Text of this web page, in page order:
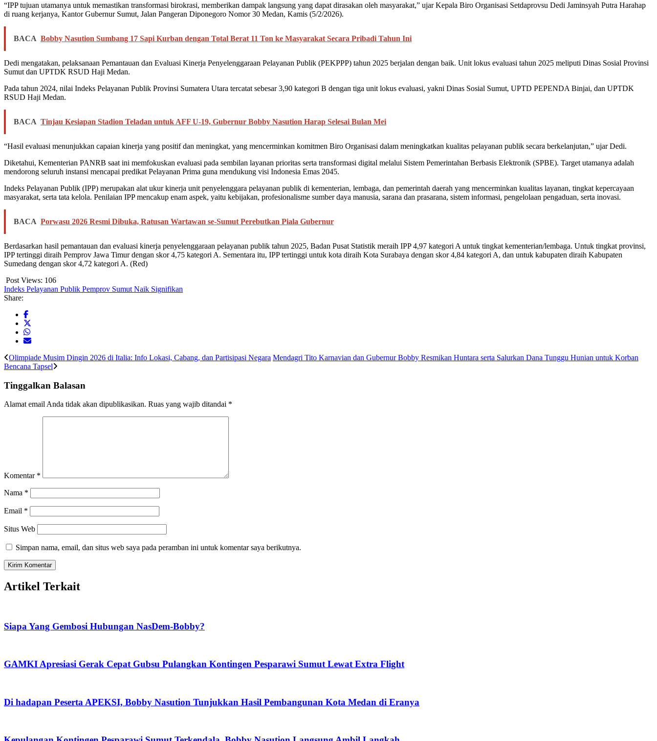
“IPP tujuan utamanya untuk memastikan transformasi birokrasi, memberikan dampak langsung yang dapat dirasakan oleh masyarakat,” ujar Kepala Biro Organisasi Setdaprovsu Dedi Jaminsyah Putra Harahap
di ruang kerjanya, Kantor Gubernur Sumut, Jalan Pangeran Diponegoro Nomor 30 Medan, Kamis (5/2/2026).
BACA Bobby Nasution Sumbang 17 Sapi Kurban dengan Total Berat 11 Ton ke Masyarakat Secara Pribadi Tahun Ini
Dedi mengatakan, pelaksanaan Pemantauan dan Evaluasi Kinerja Penyelenggaraan Pelayanan Publik (PEKPPP) tahun 2025 berjalan dengan baik. Unit lokus evaluasi tahun 2025 meliputi Dinas Sosial Provinsi
Sumut dan UPTDK RSUD Haji Medan.
Pada tahun 2024, nilai Indeks Pelayanan Publik Provinsi Sumatera Utara tercatat sebesar 3,90 kategori B dengan tiga unit lokus evaluasi, yakni Dinas Sosial Sumut, UPTD PEPENDA Binjai, dan UPTDK
RSUD Haji Medan.
BACA Tinjau Kesiapan Stadion Teladan untuk AFF U-19, Gubernur Bobby Nasution Harap Selesai Bulan Mei
“Hasil evaluasi menunjukkan capaian kinerja yang positif dan meningkat, yang mencerminkan komitmen Biro Organisasi dalam meningkatkan kualitas pelayanan publik secara berkelanjutan,” ujar Dedi.
Diketahui, Kementerian PANRB saat ini memfokuskan evaluasi pada sembilan layanan prioritas serta transformasi digital melalui Sistem Pemerintahan Berbasis Elektronik (SPBE). Target utamanya adalah
mendorong seluruh instansi mencapai predikat Pelayanan Prima guna mendukung visi Indonesia Emas 2045.
Indeks Pelayanan Publik (IPP) merupakan alat ukur kinerja unit penyelenggara pelayanan publik di kementerian, lembaga, dan pemerintah daerah yang mencerminkan kualitas layanan, tingkat kepercayaan
masyarakat, serta tata kelola. Penilaian IPP mencakup enam aspek, yaitu kebijakan, profesionalisme sumber daya manusia, sarana dan prasarana, sistem informasi, pengelolaan pengaduan, serta inovasi.
BACA Porwasu 2026 Resmi Dibuka, Ratusan Wartawan se-Sumut Perebutkan Piala Gubernur
Berdasarkan hasil pemantauan dan evaluasi kinerja penyelenggaraan pelayanan publik tahun 2025, Badan Pusat Statistik meraih IPP 4,97 kategori A untuk tingkat kementerian/lembaga. Untuk tingkat provinsi,
IPP tertinggi diraih Pemprov Jawa Timur dengan skor 4,75 kategori A. Sementara itu, IPP tertinggi untuk kota diraih Kota Surabaya dengan skor 4,84 kategori A, dan untuk kabupaten diraih Kabupaten
Sumedang dengan skor 4,72 kategori A. (Red)
Post Views: 106
Indeks Pelayanan Publik Pemprov Sumut Naik Signifikan
Share:
Olimpiade Musim Dingin 2026 di Italia: Info Lokasi, Cabang, dan Partisipasi Negara Mendagri Tito Karnavian dan Gubernur Bobby Resmikan Huntara serta Salurkan Dana Tunggu Hunian untuk Korban
Bencana Tapsel
Tinggalkan Balasan
Alamat email Anda tidak akan dipublikasikan. Ruas yang wajib ditandai *
Komentar *
Nama *
Email *
Situs Web
Simpan nama, email, dan situs web saya pada peramban ini untuk komentar saya berikutnya.
Artikel Terkait
Siapa Yang Gembosi Hubungan NasDem-Bobby?
GAMKI Apresiasi Gerak Cepat Gubsu Pulangkan Kontingen Pesparawi Sumut Lewat Extra Flight
Di hadapan Peserta APEKSI, Bobby Nasution Tunjukkan Hasil Pembangunan Kota Medan di Eranya